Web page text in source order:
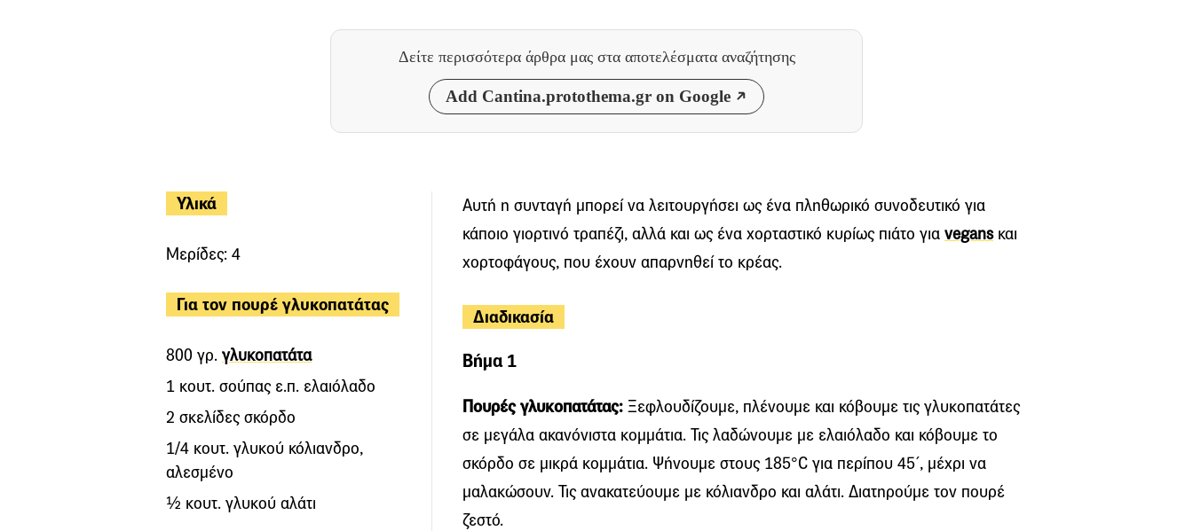
Δείτε περισσότερα άρθρα μας στα αποτελέσματα αναζήτησης
Add Cantina.protothema.gr on Google
Υλικά
Μερίδες: 4
Για τον πουρέ γλυκοπατάτας
800 γρ. γλυκοπατάτα
1 κουτ. σούπας ε.π. ελαιόλαδο
2 σκελίδες σκόρδο
1/4 κουτ. γλυκού κόλιανδρο,
αλεσμένο
½ κουτ. γλυκού αλάτι
Αυτή η συνταγή μπορεί να λειτουργήσει ως ένα πληθωρικό συνοδευτικό για
κάποιο γιορτινό τραπέζι, αλλά και ως ένα χορταστικό κυρίως πιάτο για vegansκαι
χορτοφάγους, που έχουν απαρνηθεί το κρέας.
Διαδικασία
Βήμα 1
Πουρές γλυκοπατάτας: Ξεφλουδίζουμε, πλένουμε και κόβουμε τις γλυκοπατάτες
σε μεγάλα ακανόνιστα κομμάτια. Τις λαδώνουμε με ελαιόλαδο και κόβουμε το
σκόρδο σε μικρά κομμάτια. Ψήνουμε στους 185°C για περίπου 45΄, μέχρι να
μαλακώσουν. Τις ανακατεύουμε με κόλιανδρο και αλάτι. Διατηρούμε τον πουρέ
ζεστό.